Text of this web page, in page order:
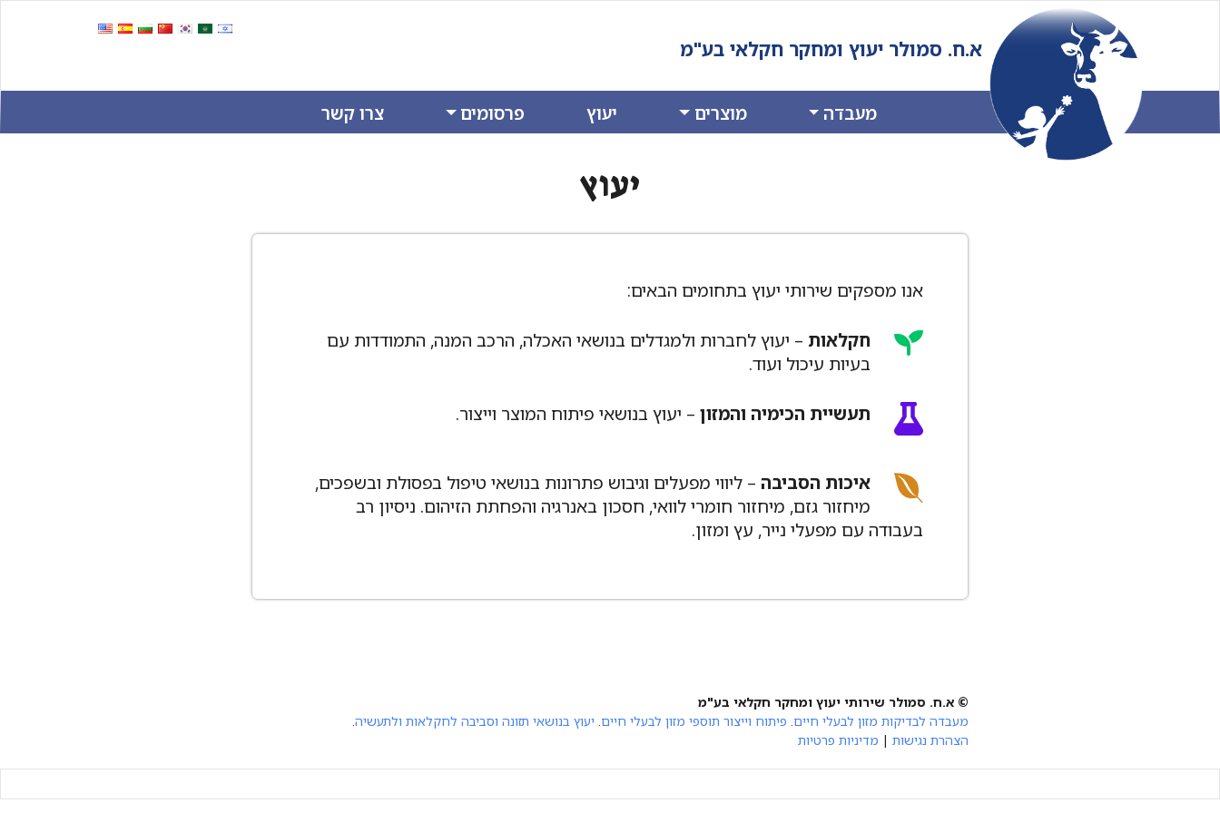
א.ח. סמולר יעוץ ומחקר חקלאי בע"מ
מעבדה מוצרים יעוץ פרסומים צרו קשר
יעוץ
אנו מספקים שירותי יעוץ בתחומים הבאים:
חקלאות – יעוץ לחברות ולמגדלים בנושאי האכלה, הרכב המנה, התמודדות עם
בעיות עיכול ועוד.
תעשיית הכימיה והמזון – יעוץ בנושאי פיתוח המוצר וייצור.
איכות הסביבה – ליווי מפעלים וגיבוש פתרונות בנושאי טיפול בפסולת ובשפכים,
מיחזור גזם, מיחזור חומרי לוואי, חסכון באנרגיה והפחתת הזיהום. ניסיון רב
בעבודה עם מפעלי נייר, עץ ומזון.
© א.ח. סמולר שירותי יעוץ ומחקר חקלאי בע"מ
מעבדה לבדיקות מזון לבעלי חיים. פיתוח וייצור תוספי מזון לבעלי חיים. יעוץ בנושאי תזונה וסביבה לחקלאות ולתעשיה.
הצהרת נגישות | מדיניות פרטיות